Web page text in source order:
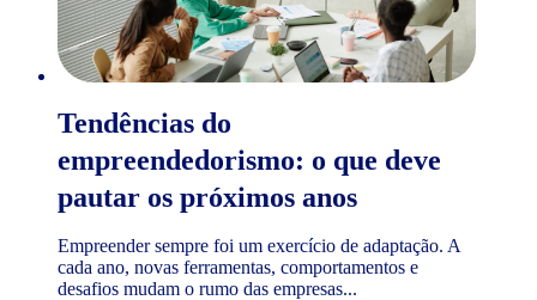
Tendências do
empreendedorismo: o que deve
pautar os próximos anos
Empreender sempre foi um exercício de adaptação. A
cada ano, novas ferramentas, comportamentos e
desafios mudam o rumo das empresas...